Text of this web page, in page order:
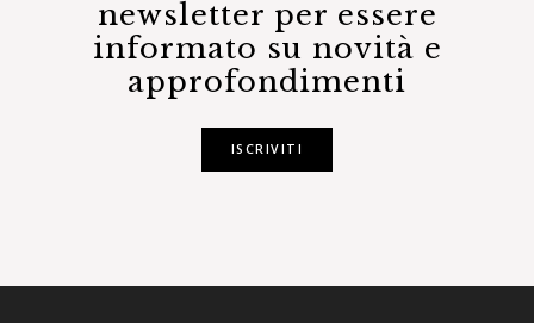
newsletter per essere
informato su novità e
approfondimenti
ISCRIVITI